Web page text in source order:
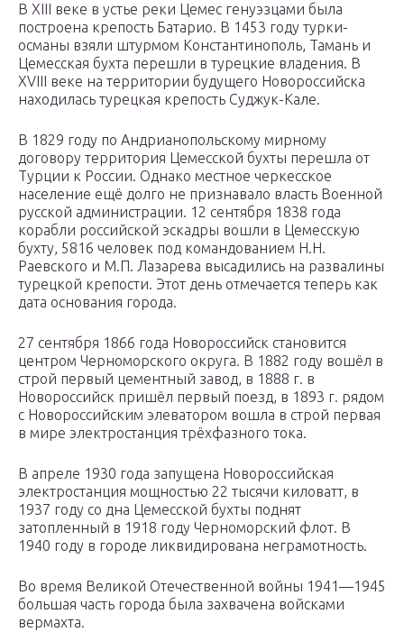
В XIII веке в устье реки Цемес генуэзцами была
построена крепость Батарио. В 1453 году турки-
османы взяли штурмом Константинополь, Тамань и
Цемесская бухта перешли в турецкие владения. В
XVIII веке на территории будущего Новороссийска
находилась турецкая крепость Суджук-Кале.
В 1829 году по Андрианопольскому мирному
договору территория Цемесской бухты перешла от
Турции к России. Однако местное черкесское
население ещё долго не признавало власть Военной
русской администрации. 12 сентября 1838 года
корабли российской эскадры вошли в Цемесскую
бухту, 5816 человек под командованием Н.Н.
Раевского и М.П. Лазарева высадились на развалины
турецкой крепости. Этот день отмечается теперь как
дата основания города.
27 сентября 1866 года Новороссийск становится
центром Черноморского округа. В 1882 году вошёл в
строй первый цементный завод, в 1888 г. в
Новороссийск пришёл первый поезд, в 1893 г. рядом
с Новороссийским элеватором вошла в строй первая
в мире электростанция трёхфазного тока.
В апреле 1930 года запущена Новороссийская
электростанция мощностью 22 тысячи киловатт, в
1937 году со дна Цемесской бухты поднят
затопленный в 1918 году Черноморский флот. В
1940 году в городе ликвидирована неграмотность.
Во время Великой Отечественной войны 1941—1945
большая часть города была захвачена войсками
вермахта.